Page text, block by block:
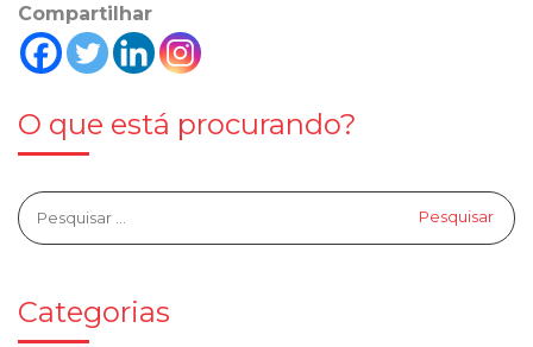
Compartilhar
O que está procurando?
Categorias